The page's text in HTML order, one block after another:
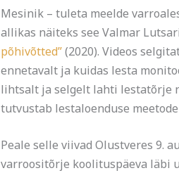
Mesinik – tuleta meelde
allikas näiteks see Valmar
põhivõtted”(2020). Videos
ennetavalt ja kuidas lesta
lihtsalt ja selgelt lahti lestatõrje
tutvustab lestaloenduse
Peale selle viivad Olustveres 9.
varroositõrje koolituspäeva läbi